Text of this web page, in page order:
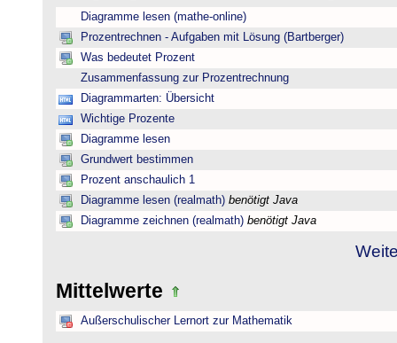
Diagramme lesen (mathe-online)
Prozentrechnen - Aufgaben mit Lösung (Bartberger)
Was bedeutet Prozent
Zusammenfassung zur Prozentrechnung
Diagrammarten: Übersicht
Wichtige Prozente
Diagramme lesen
Grundwert bestimmen
Prozent anschaulich 1
Diagramme lesen (realmath) benötigt Java
Diagramme zeichnen (realmath) benötigt Java
Mittelwerte
Außerschulischer Lernort zur Mathematik